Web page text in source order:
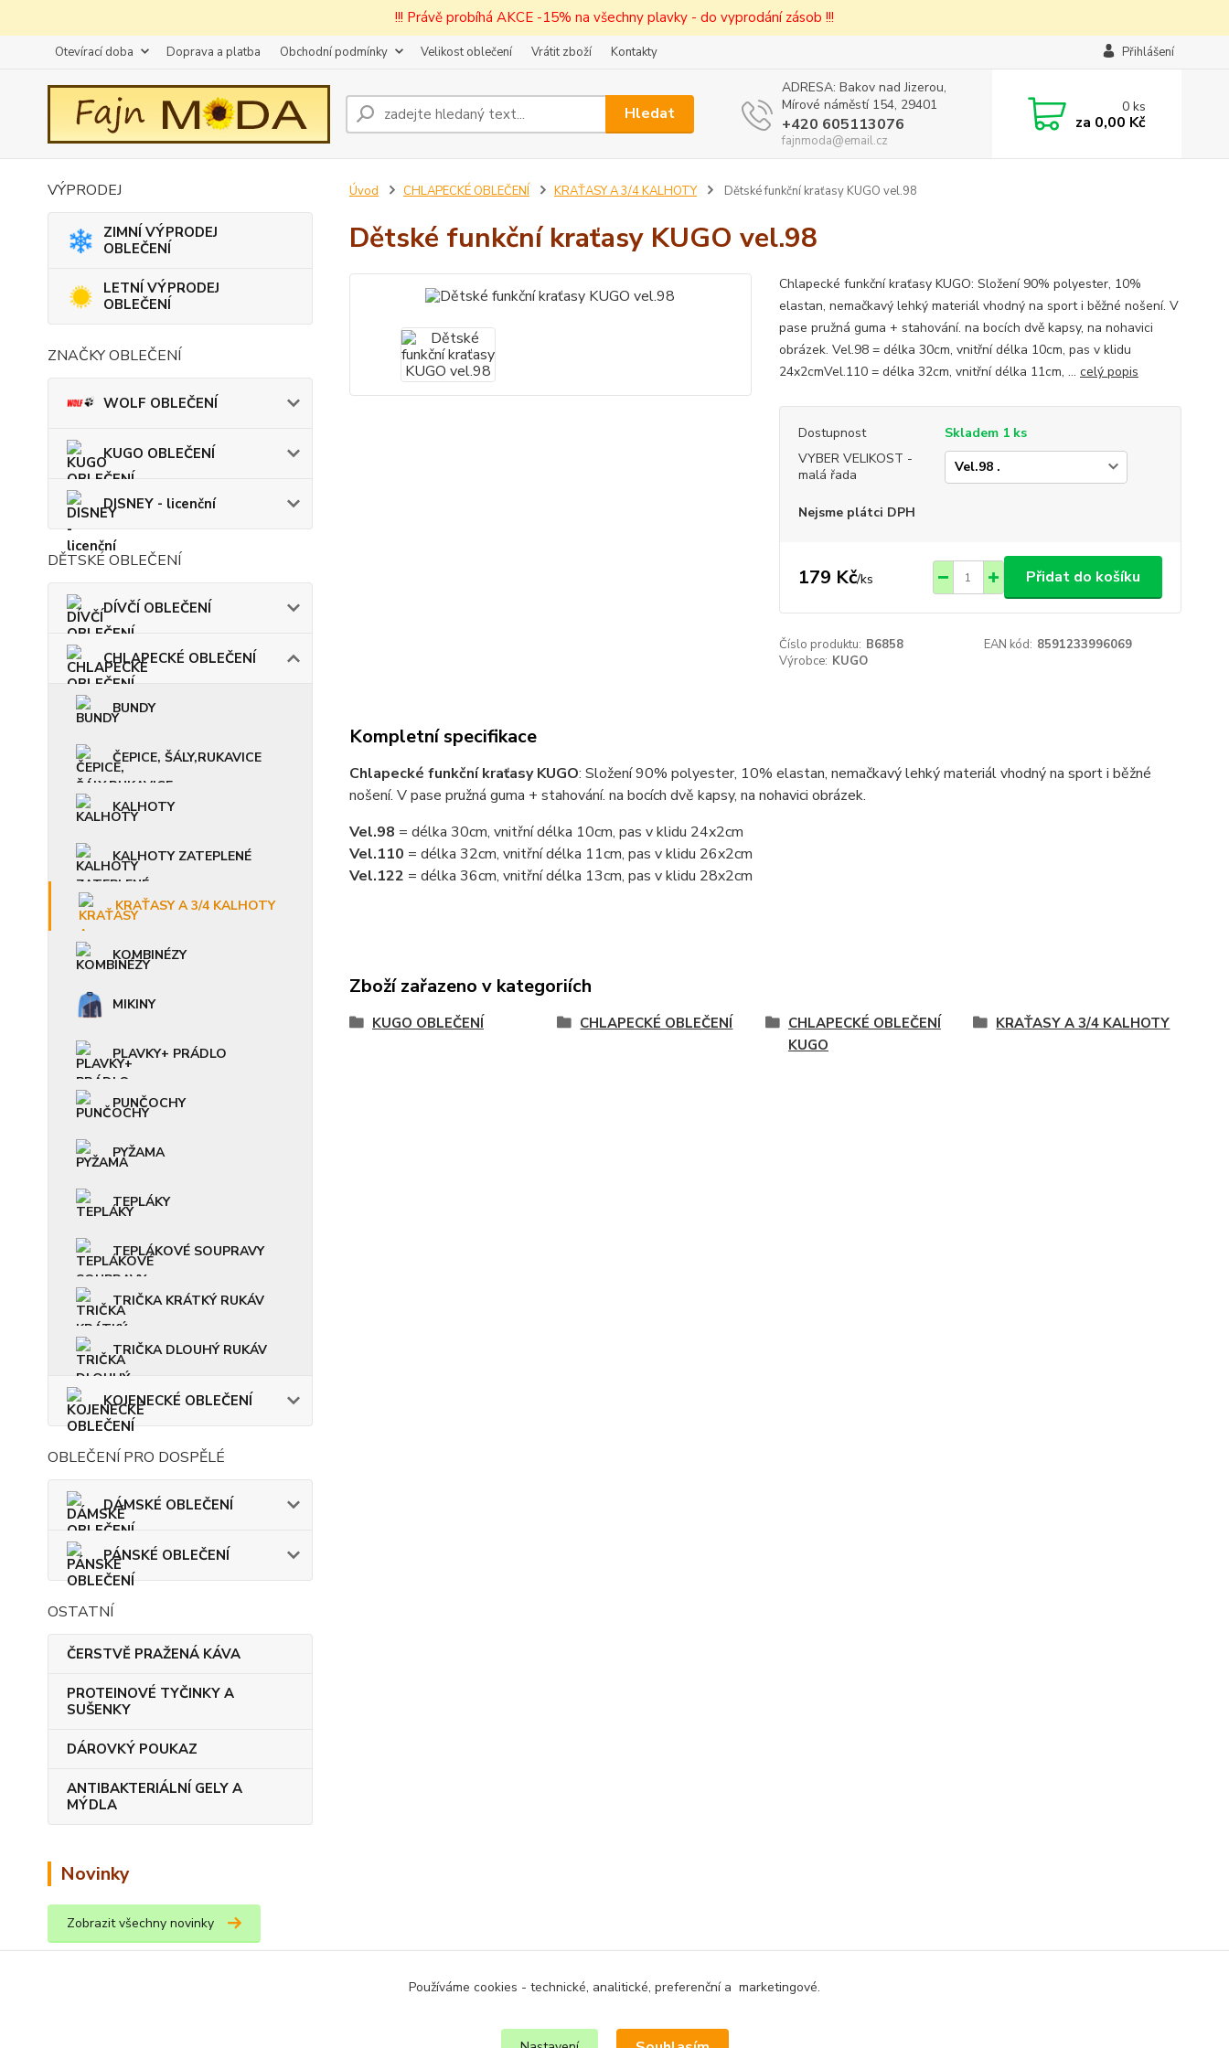
!!! Právě probíhá AKCE -15% na všechny plavky - do vyprodání zásob !!!
Otevírací doba Doprava a platba Obchodní podmínky Velikost oblečení Vrátit zboží Kontakty Přihlášení
Hledat
ADRESA: Bakov nad Jizerou,
Mírové náměstí 154, 29401
+420 605113076
fajnmoda@email.cz
0ks
za 0,00 Kč
VÝPRODEJ
ZIMNÍ VÝPRODEJ
OBLEČENÍ
LETNÍ VÝPRODEJ
OBLEČENÍ
ZNAČKY OBLEČENÍ
WOLF OBLEČENÍ
KUGO OBLEČENÍ
DISNEY - licenční
DĚTSKÉ OBLEČENÍ
DÍVČÍ OBLEČENÍ
CHLAPECKÉ OBLEČENÍ
BUNDY
ČEPICE, ŠÁLY,RUKAVICE
KALHOTY
KALHOTY ZATEPLENÉ
KRAŤASY A 3/4 KALHOTY
KOMBINÉZY
MIKINY
PLAVKY+ PRÁDLO
PUNČOCHY
PYŽAMA
TEPLÁKY
TEPLÁKOVÉ SOUPRAVY
TRIČKA KRÁTKÝ RUKÁV
TRIČKA DLOUHÝ RUKÁV
KOJENECKÉ OBLEČENÍ
OBLEČENÍ PRO DOSPĚLÉ
DÁMSKÉ OBLEČENÍ
PÁNSKÉ OBLEČENÍ
OSTATNÍ
ČERSTVĚ PRAŽENÁ KÁVA
PROTEINOVÉ TYČINKY A
SUŠENKY
DÁROVKÝ POUKAZ
ANTIBAKTERIÁLNÍ GELY A
MÝDLA
Novinky
Zobrazit všechny novinky
Úvod CHLAPECKÉ OBLEČENÍ KRAŤASY A 3/4 KALHOTY Dětské funkční kraťasy KUGO vel.98
Dětské funkční kraťasy KUGO vel.98
Chlapecké funkční kraťasy KUGO: Složení 90% polyester, 10%
elastan, nemačkavý lehký materiál vhodný na sport i běžné nošení. V
pase pružná guma + stahování. na bocích dvě kapsy, na nohavici
obrázek. Vel.98 = délka 30cm, vnitřní délka 10cm, pas v klidu
24x2cmVel.110 = délka 32cm, vnitřní délka 11cm, ... celý popis
Dostupnost
Skladem 1 ks
VYBER VELIKOST -
malá řada
Nejsme plátci DPH
179 Kč/ks Přidat do košíku
Číslo produktu: B6858 EAN kód: 8591233996069
Výrobce: KUGO
Kompletní specifikace
Chlapecké funkční kraťasy KUGO: Složení 90% polyester, 10% elastan, nemačkavý lehký materiál vhodný na sport i běžné
nošení. V pase pružná guma + stahování. na bocích dvě kapsy, na nohavici obrázek.
Vel.98 = délka 30cm, vnitřní délka 10cm, pas v klidu 24x2cm
Vel.110 = délka 32cm, vnitřní délka 11cm, pas v klidu 26x2cm
Vel.122 = délka 36cm, vnitřní délka 13cm, pas v klidu 28x2cm
Zboží zařazeno v kategoriích
KUGO OBLEČENÍ CHLAPECKÉ OBLEČENÍ
CHLAPECKÉ OBLEČENÍ
KUGO
KRAŤASY A 3/4 KALHOTY
Používáme cookies - technické, analitické, preferenční a marketingové.